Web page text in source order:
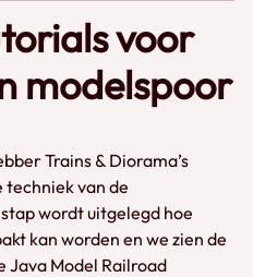
voor
modelspoor
Trains & Diorama’s
techniek van de
wordt uitgelegd hoe
kan worden en we zien de
Java Model Railroad